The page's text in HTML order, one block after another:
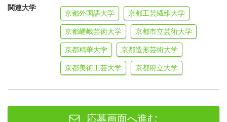
関連大学
京都外国語大学 京都工芸繊維大学
京都嵯峨芸術大学 京都市立芸術大学
京都精華大学 京都造形芸術大学
京都美術工芸大学 京都府立大学
応募画面へ進む